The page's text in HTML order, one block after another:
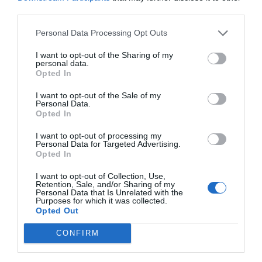
Personal Data Processing Opt Outs
I want to opt-out of the Sharing of my
personal data.
Opted In
I want to opt-out of the Sale of my
Personal Data.
Opted In
I want to opt-out of processing my
Personal Data for Targeted Advertising.
Opted In
I want to opt-out of Collection, Use,
Retention, Sale, and/or Sharing of my
Personal Data that Is Unrelated with the
Purposes for which it was collected.
Opted Out
CONFIRM
Λάρισα: Κομμάτι οροφής του νοσοκομείου έπεσε πάνω σε
ασθενή